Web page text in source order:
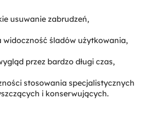
usuwanie zabrudzeń,
widoczność śladów użytkowania,
przez bardzo długi czas,
stosowania specjalistycznych
i konserwujących.